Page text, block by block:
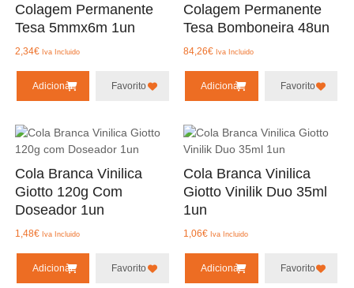
Colagem Permanente
Tesa 5mmx6m 1un
2,34€ Iva Incluido
Adicionar Favorito
Colagem Permanente
Tesa Bomboneira 48un
84,26€ Iva Incluido
Adicionar Favorito
Cola Branca Vinilica
Giotto 120g Com
Doseador 1un
1,48€ Iva Incluido
Adicionar Favorito
Cola Branca Vinilica
Giotto Vinilik Duo 35ml
1un
1,06€ Iva Incluido
Adicionar Favorito